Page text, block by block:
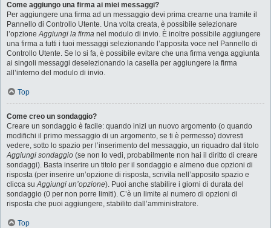
Come aggiungo una firma ai miei messaggi?
Per aggiungere una firma ad un messaggio devi prima crearne una tramite il
Pannello di Controllo Utente. Una volta creata, è possibile selezionare
l’opzioneAggiungi la firma nel modulo di invio. È inoltre possibile aggiungere
una firma a tutti i tuoi messaggi selezionando l’apposita voce nel Pannello di
Controllo Utente. Se lo si fa, è possibile evitare che una firma venga aggiunta
ai singoli messaggi deselezionando la casella per aggiungere la firma
all’interno del modulo di invio.
Top
Come creo un sondaggio?
Creare un sondaggio è facile: quando inizi un nuovo argomento (o quando
modifichi il primo messaggio di un argomento, se ti è permesso) dovresti
vedere, sotto lo spazio per l’inserimento del messaggio, un riquadro dal titolo
Aggiungi sondaggio (se non lo vedi, probabilmente non hai il diritto di creare
sondaggi). Basta inserire un titolo per il sondaggio e almeno due opzioni di
risposta (per inserire un’opzione di risposta, scrivila nell’apposito spazio e
clicca suAggiungi un’opzione). Puoi anche stabilire i giorni di durata del
sondaggio (0 per non porre limiti). C’è un limite al numero di opzioni di
risposta che puoi aggiungere, stabilito dall’amministratore.
Top